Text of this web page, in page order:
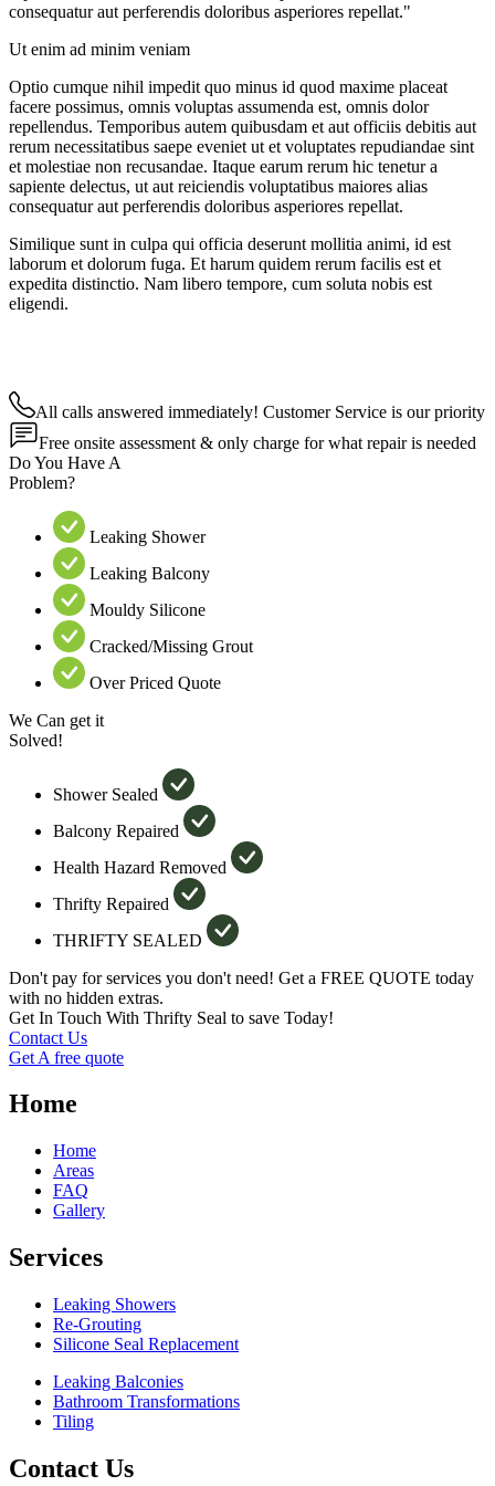
consequatur aut perferendis doloribus asperiores repellat."
Ut enim ad minim veniam
Optio cumque nihil impedit quo minus id quod maxime placeat
facere possimus, omnis voluptas assumenda est, omnis dolor
repellendus. Temporibus autem quibusdam et aut officiis debitis aut
rerum necessitatibus saepe eveniet ut et voluptates repudiandae sint
et molestiae non recusandae. Itaque earum rerum hic tenetur a
sapiente delectus, ut aut reiciendis voluptatibus maiores alias
consequatur aut perferendis doloribus asperiores repellat.
Similique sunt in culpa qui officia deserunt mollitia animi, id est
laborum et dolorum fuga. Et harum quidem rerum facilis est et
expedita distinctio. Nam libero tempore, cum soluta nobis est
eligendi.
All calls answered immediately! Customer Service is our priority
Free onsite assessment & only charge for what repair is needed
Do You Have A
Problem?
Leaking Shower
Leaking Balcony
Mouldy Silicone
Cracked/Missing Grout
Over Priced Quote
We Can get it
Solved!
Shower Sealed
Balcony Repaired
Health Hazard Removed
Thrifty Repaired
THRIFTY SEALED
Don't pay for services you don't need! Get a FREE QUOTE today
with no hidden extras.
Get In Touch With Thrifty Seal to save Today!
Contact Us
Get A free quote
Home
Home
Areas
FAQ
Gallery
Services
Leaking Showers
Re-Grouting
Silicone Seal Replacement
Leaking Balconies
Bathroom Transformations
Tiling
Contact Us